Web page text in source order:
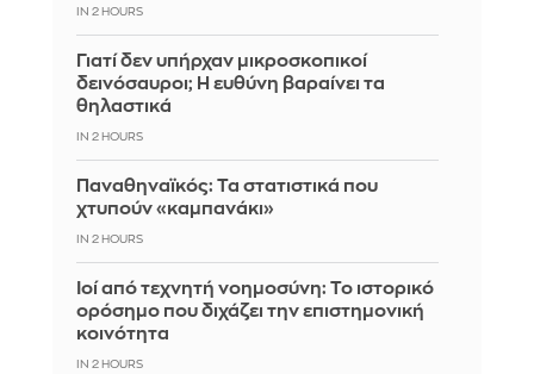
IN 2 HOURS
Γιατί δεν υπήρχαν μικροσκοπικοί
δεινόσαυροι; Η ευθύνη βαραίνει τα
θηλαστικά
IN 2 HOURS
Παναθηναϊκός: Τα στατιστικά που
χτυπούν «καμπανάκι»
IN 2 HOURS
Ιοί από τεχνητή νοημοσύνη: Το ιστορικό
ορόσημο που διχάζει την επιστημονική
κοινότητα
IN 2 HOURS